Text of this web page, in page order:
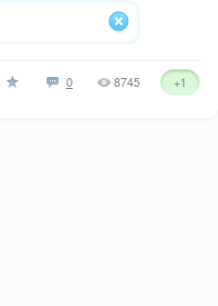
0 +1
8745